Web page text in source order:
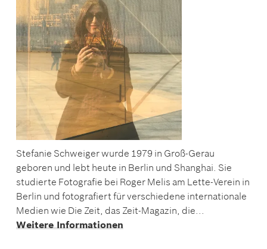
Stefanie Schweiger wurde 1979 in Groß-Gerau
geboren und lebt heute in Berlin und Shanghai. Sie
studierte Fotografie bei Roger Melis am Lette-Verein in
Berlin und fotografiert für verschiedene internationale
Medien wie Die Zeit, das Zeit-Magazin, die...
Weitere Informationen